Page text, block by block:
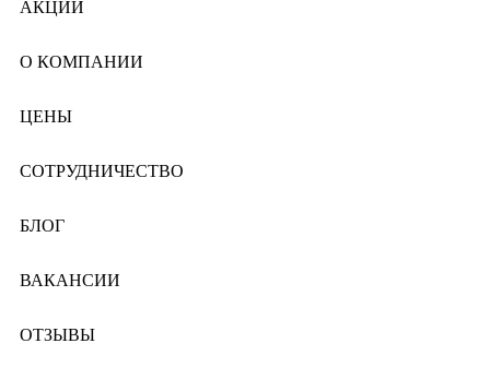
АКЦИИ
О КОМПАНИИ
ЦЕНЫ
СОТРУДНИЧЕСТВО
БЛОГ
ВАКАНСИИ
ОТЗЫВЫ